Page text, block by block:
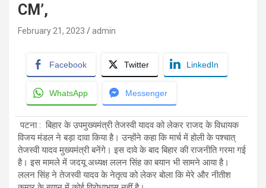
CM’,
February 21, 2023 admin
Facebook Twitter LinkedIn
WhatsApp Messenger
पटना : बिहार के उपमुख्यमंत्री तेजस्वी यादव को लेकर राजद के विधायक
विजय मंडल ने बड़ा दावा किया है। उन्होंने कहा कि मार्च में होली के पश्चात्
तेजस्वी यादव मुख्यमंत्री बनेंगे। इस दावे के बाद बिहार की राजनीति गरमा गई
है। इस मामले में जदयू अध्यक्ष ललन सिंह का बयान भी सामने आया है।
ललन सिंह ने तेजस्वी यादव के नेतृत्व को लेकर बोला कि मेरे और नीतीश